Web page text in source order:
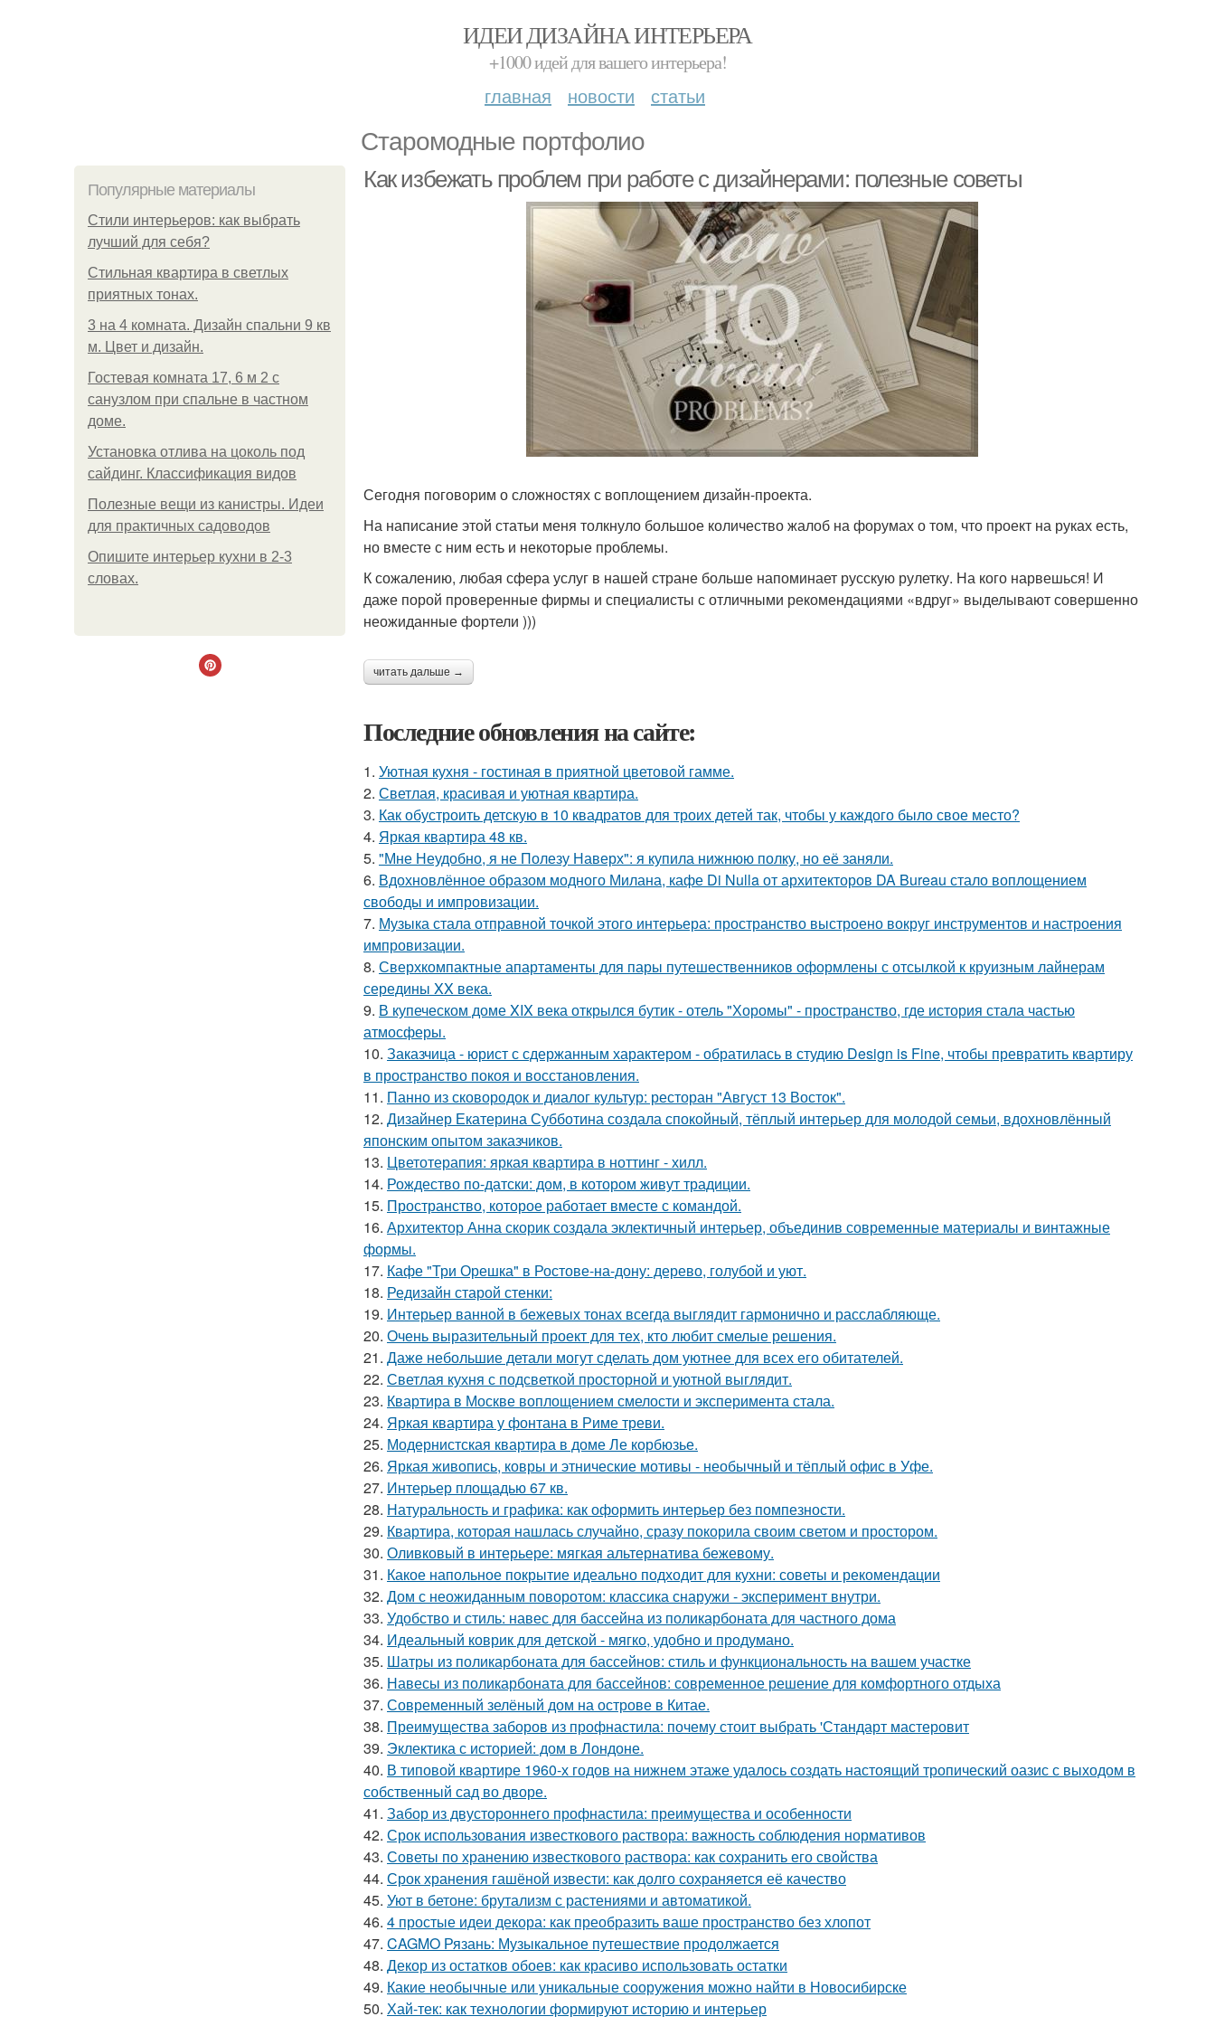
ИДЕИ ДИЗАЙНА ИНТЕРЬЕРА
+1000 идей для вашего интерьера!
главная новости статьи
Старомодные портфолио
Популярные материалы
Стили интерьеров: как выбрать
лучший для себя?
Стильная квартира в светлых
приятных тонах.
3 на 4 комната. Дизайн спальни 9 кв
м. Цвет и дизайн.
Гостевая комната 17, 6 м 2 с
санузлом при спальне в частном
доме.
Установка отлива на цоколь под
сайдинг. Классификация видов
Полезные вещи из канистры. Идеи
для практичных садоводов
Опишите интерьер кухни в 2-3
словах.
Как избежать проблем при работе с дизайнерами: полезные советы
Сегодня поговорим о сложностях с воплощением дизайн-проекта.
На написание этой статьи меня толкнуло большое количество жалоб на форумах о том, что проект на руках есть,
но вместе с ним есть и некоторые проблемы.
К сожалению, любая сфера услуг в нашей стране больше напоминает русскую рулетку. На кого нарвешься! И
даже порой проверенные фирмы и специалисты с отличными рекомендациями «вдруг» выделывают совершенно
неожиданные фортели )))
читать дальше →
Последние обновления на сайте:
1. Уютная кухня - гостиная в приятной цветовой гамме.
2. Светлая, красивая и уютная квартира.
3. Как обустроить детскую в 10 квадратов для троих детей так, чтобы у каждого было свое место?
4. Яркая квартира 48 кв.
5. "Мне Неудобно, я не Полезу Наверх": я купила нижнюю полку, но её заняли.
6. Вдохновлённое образом модного Милана, кафе Di Nulla от архитекторов DA Bureau стало воплощением
свободы и импровизации.
7. Музыка стала отправной точкой этого интерьера: пространство выстроено вокруг инструментов и настроения
импровизации.
8. Сверхкомпактные апартаменты для пары путешественников оформлены с отсылкой к круизным лайнерам
середины XX века.
9. В купеческом доме XIX века открылся бутик - отель "Хоромы" - пространство, где история стала частью
атмосферы.
10. Заказчица - юрист с сдержанным характером - обратилась в студию Design is Fine, чтобы превратить квартиру
в пространство покоя и восстановления.
11. Панно из сковородок и диалог культур: ресторан "Август 13 Восток".
12. Дизайнер Екатерина Субботина создала спокойный, тёплый интерьер для молодой семьи, вдохновлённый
японским опытом заказчиков.
13. Цветотерапия: яркая квартира в ноттинг - хилл.
14. Рождество по-датски: дом, в котором живут традиции.
15. Пространство, которое работает вместе с командой.
16. Архитектор Анна скорик создала эклектичный интерьер, объединив современные материалы и винтажные
формы.
17. Кафе "Три Орешка" в Ростове-на-дону: дерево, голубой и уют.
18. Редизайн старой стенки:
19. Интерьер ванной в бежевых тонах всегда выглядит гармонично и расслабляюще.
20. Очень выразительный проект для тех, кто любит смелые решения.
21. Даже небольшие детали могут сделать дом уютнее для всех его обитателей.
22. Светлая кухня с подсветкой просторной и уютной выглядит.
23. Квартира в Москве воплощением смелости и эксперимента стала.
24. Яркая квартира у фонтана в Риме треви.
25. Модернистская квартира в доме Ле корбюзье.
26. Яркая живопись, ковры и этнические мотивы - необычный и тёплый офис в Уфе.
27. Интерьер площадью 67 кв.
28. Натуральность и графика: как оформить интерьер без помпезности.
29. Квартира, которая нашлась случайно, сразу покорила своим светом и простором.
30. Оливковый в интерьере: мягкая альтернатива бежевому.
31. Какое напольное покрытие идеально подходит для кухни: советы и рекомендации
32. Дом с неожиданным поворотом: классика снаружи - эксперимент внутри.
33. Удобство и стиль: навес для бассейна из поликарбоната для частного дома
34. Идеальный коврик для детской - мягко, удобно и продумано.
35. Шатры из поликарбоната для бассейнов: стиль и функциональность на вашем участке
36. Навесы из поликарбоната для бассейнов: современное решение для комфортного отдыха
37. Современный зелёный дом на острове в Китае.
38. Преимущества заборов из профнастила: почему стоит выбрать 'Стандарт мастеровит
39. Эклектика с историей: дом в Лондоне.
40. В типовой квартире 1960-х годов на нижнем этаже удалось создать настоящий тропический оазис с выходом в
собственный сад во дворе.
41. Забор из двустороннего профнастила: преимущества и особенности
42. Срок использования известкового раствора: важность соблюдения нормативов
43. Советы по хранению известкового раствора: как сохранить его свойства
44. Срок хранения гашёной извести: как долго сохраняется её качество
45. Уют в бетоне: брутализм с растениями и автоматикой.
46. 4 простые идеи декора: как преобразить ваше пространство без хлопот
47. CAGMO Рязань: Музыкальное путешествие продолжается
48. Декор из остатков обоев: как красиво использовать остатки
49. Какие необычные или уникальные сооружения можно найти в Новосибирске
50. Хай-тек: как технологии формируют историю и интерьер